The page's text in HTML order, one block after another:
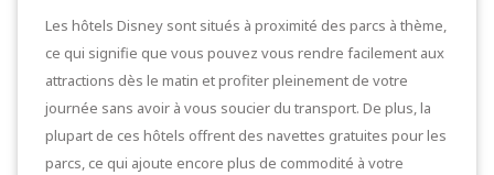
Les hôtels Disney sont situés à proximité des parcs à thème,
ce qui signifie que vous pouvez vous rendre facilement aux
attractions dès le matin et profiter pleinement de votre
journée sans avoir à vous soucier du transport. De plus, la
plupart de ces hôtels offrent des navettes gratuites pour les
parcs, ce qui ajoute encore plus de commodité à votre